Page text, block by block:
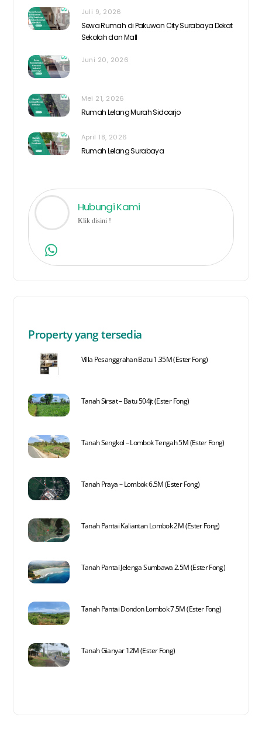
Juli 9, 2026
Sewa Rumah di Pakuwon City Surabaya Dekat
Sekolah dan Mall
Juni 20, 2026
Mei 21, 2026
Rumah Lelang Murah Sidoarjo
April 18, 2026
Rumah Lelang Surabaya
Hubungi Kami
Klik disini !
Property yang tersedia
Villa Pesanggrahan Batu 1.35M (Ester Fong)
Tanah Sirsat – Batu 504jt (Ester Fong)
Tanah Sengkol – Lombok Tengah 5M (Ester Fong)
Tanah Praya – Lombok 6.5M (Ester Fong)
Tanah Pantai Kaliantan Lombok 2M (Ester Fong)
Tanah Pantai Jelenga Sumbawa 2.5M (Ester Fong)
Tanah Pantai Dondon Lombok 7.5M (Ester Fong)
Tanah Gianyar 12M (Ester Fong)